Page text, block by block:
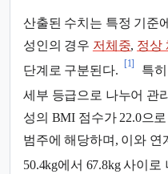
산출된 수치는 특정 기준
성인의 경우 저체중, 정상
단계로 구분된다.
[1]
특
세부 등급으로 나누어 관
성의 BMI 점수가 22.0으
범주에 해당하며, 이와 연
50.4kg에서 67.8kg 사이로